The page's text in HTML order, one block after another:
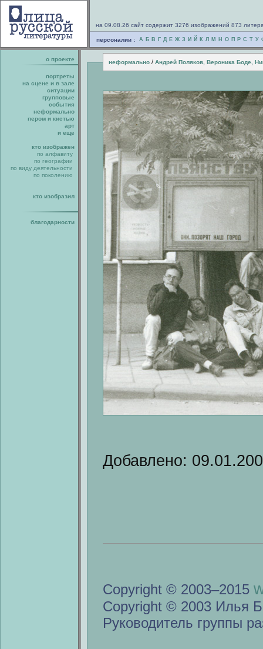
на 09.08.26 сайт содержит 3276 изображений 873
персоналии : А Б В Г Д Е Ж З И Й К Л М Н О П Р С Т У
о проекте неформально / Андрей Поляков, Вероника Боде,
портреты
на сцене и в зале
ситуации
групповые
события
неформально
пером и кистью
арт
и еще
кто изображен
по алфавиту
по географии
по виду деятельности
по поколению
кто изобразил
благодарности
Добавлено:
Copyright © 2003–2015
Copyright © 2003 Илья
Руководитель группы